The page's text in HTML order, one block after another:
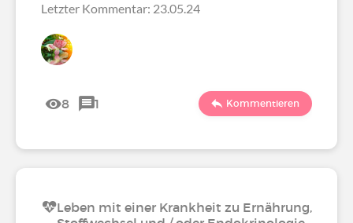
Letzter Kommentar: 23.05.24
8 1 Kommentieren
Leben mit einer Krankheit zu Ernährung,